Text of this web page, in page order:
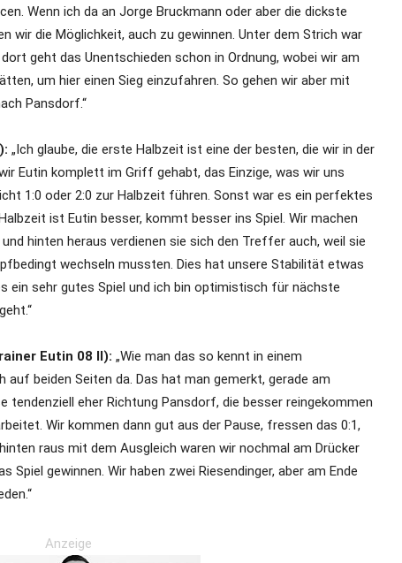
Wenn ich da an Jorge Bruckmann oder aber die dickste
wir die Möglichkeit, auch zu gewinnen. Unter dem Strich war
geht das Unentschieden schon in Ordnung, wobei wir am
um hier einen Sieg einzufahren. So gehen wir aber mit
Pansdorf.“
„Ich glaube, die erste Halbzeit ist eine der besten, die wir in der
Eutin komplett im Griff gehabt, das Einzige, was wir uns
1:0 oder 2:0 zur Halbzeit führen. Sonst war es ein perfektes
ist Eutin besser, kommt besser ins Spiel. Wir machen
hinten heraus verdienen sie sich den Treffer auch, weil sie
wechseln mussten. Dies hat unsere Stabilität etwas
ein sehr gutes Spiel und ich bin optimistisch für nächste
Eutin 08 II): „Wie man das so kennt in einem
beiden Seiten da. Das hat man gemerkt, gerade am
eher Richtung Pansdorf, die besser reingekommen
Wir kommen dann gut aus der Pause, fressen das 0:1,
raus mit dem Ausgleich waren wir nochmal am Drücker
Spiel gewinnen. Wir haben zwei Riesendinger, aber am Ende
Anzeige